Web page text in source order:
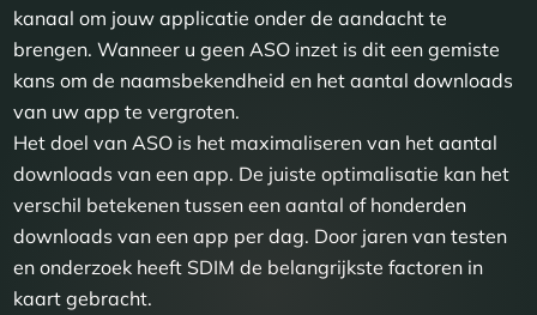
kanaal om jouw applicatie onder de aandacht te
brengen. Wanneer u geen ASO inzet is dit een gemiste
kans om de naamsbekendheid en het aantal downloads
van uw app te vergroten.
Het doel van ASO is het maximaliseren van het aantal
downloads van een app. De juiste optimalisatie kan het
verschil betekenen tussen een aantal of honderden
downloads van een app per dag. Door jaren van testen
en onderzoek heeft SDIM de belangrijkste factoren in
kaart gebracht.